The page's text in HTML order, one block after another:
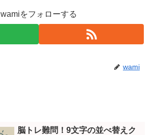
wamiをフォローする
wami
脳トレ難問！9文字の並べ替えク